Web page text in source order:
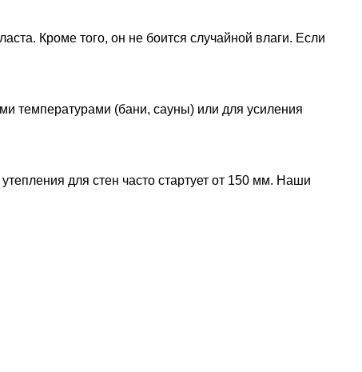
Кроме того, он не боится случайной влаги. Если
температурами (бани, сауны) или для усиления
для стен часто стартует от 150 мм. Наши